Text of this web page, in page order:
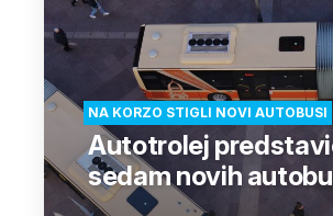
NA KORZO STIGLI NOVI AUTOBUSI
Autotrolej
sedam novih